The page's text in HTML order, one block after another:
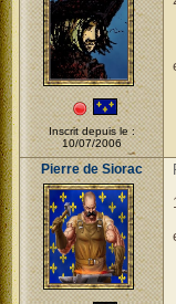
Inscrit depuis le :
10/07/2006
Pierre de Siorac